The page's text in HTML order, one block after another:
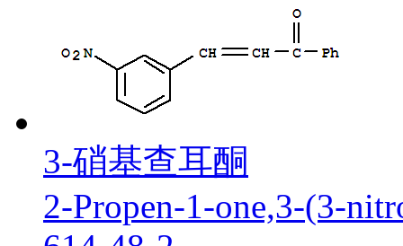
3-硝基查耳酮
2-Propen-1-one,3-(3-